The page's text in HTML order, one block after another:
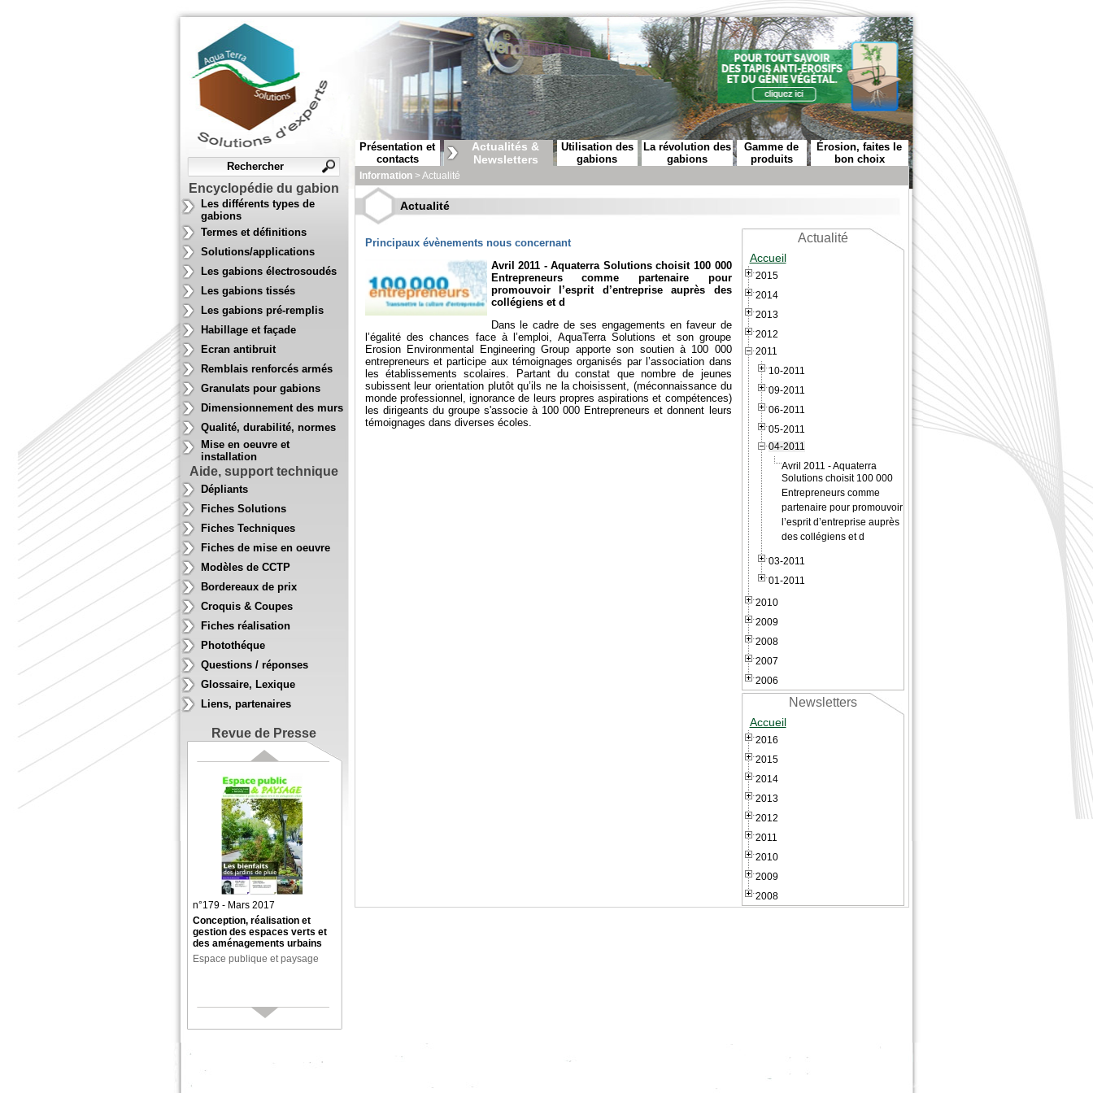
Encyclopédie du gabion
Les différents types de
gabions
Termes et définitions
Solutions/applications
Les gabions électrosoudés
Les gabions tissés
Les gabions pré-remplis
Habillage et façade
Ecran antibruit
Remblais renforcés armés
Granulats pour gabions
Dimensionnement des murs
Qualité, durabilité, normes
Mise en oeuvre et
installation
Aide, support technique
Dépliants
Fiches Solutions
Fiches Techniques
Fiches de mise en oeuvre
Modèles de CCTP
Bordereaux de prix
Croquis & Coupes
Fiches réalisation
Photothéque
Questions / réponses
Glossaire, Lexique
Liens, partenaires
Revue de Presse
n°179 - Mars 2017
Conception, réalisation et
gestion des espaces verts et
des aménagements urbains
Espace publique et paysage
Présentation et
contacts
Actualités &
Newsletters
Utilisation des
gabions
La révolution des
gabions
Gamme de
produits
Érosion, faites le
bon choix
Information > Actualité
Actualité
Principaux évènements nous concernant
Avril 2011 - Aquaterra Solutions choisit 100 000
Entrepreneurs comme partenaire pour
promouvoir l’esprit d’entreprise auprès des
collégiens et d
Dans le cadre de ses engagements en faveur de
l’égalité des chances face à l’emploi, AquaTerra Solutions et son groupe
Erosion Environmental Engineering Group apporte son soutien à 100 000
entrepreneurs et participe aux témoignages organisés par l’association dans
les établissements scolaires. Partant du constat que nombre de jeunes
subissent leur orientation plutôt qu’ils ne la choisissent, (méconnaissance du
monde professionnel, ignorance de leurs propres aspirations et compétences)
les dirigeants du groupe s'associe à 100 000 Entrepreneurs et donnent leurs
témoignages dans diverses écoles.
Actualité
Accueil
2015
2014
2013
2012
2011
10-2011
09-2011
06-2011
05-2011
04-2011
Avril 2011 - Aquaterra
Solutions choisit 100 000
Entrepreneurs comme
partenaire pour promouvoir
l’esprit d’entreprise auprès
des collégiens et d
03-2011
01-2011
2010
2009
2008
2007
2006
Newsletters
Accueil
2016
2015
2014
2013
2012
2011
2010
2009
2008